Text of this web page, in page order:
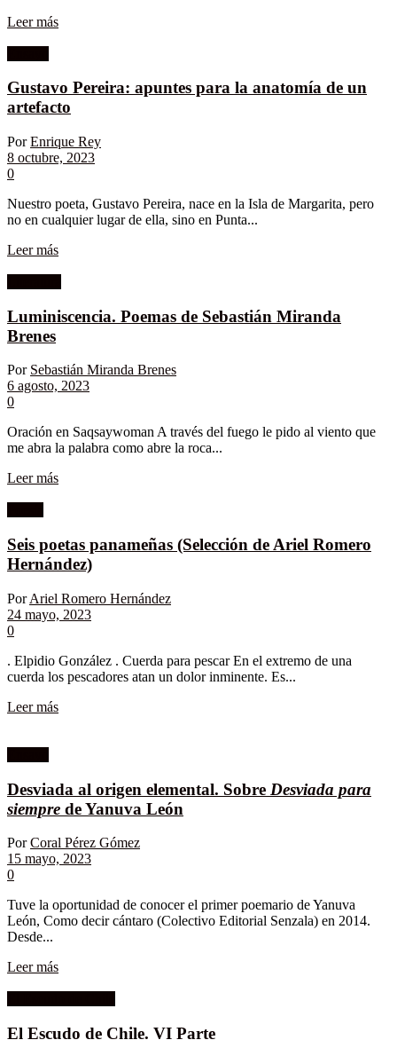
Leer más
Gustavo Pereira: apuntes para la anatomía de un
artefacto
Por Enrique Rey
8 octubre, 2023
0
Nuestro poeta, Gustavo Pereira, nace en la Isla de Margarita, pero
no en cualquier lugar de ella, sino en Punta...
Leer más
Luminiscencia. Poemas de Sebastián Miranda
Brenes
Por Sebastián Miranda Brenes
6 agosto, 2023
0
Oración en Saqsaywoman A través del fuego le pido al viento que
me abra la palabra como abre la roca...
Leer más
Seis poetas panameñas (Selección de Ariel Romero
Hernández)
Por Ariel Romero Hernández
24 mayo, 2023
0
. Elpidio González . Cuerda para pescar En el extremo de una
cuerda los pescadores atan un dolor inminente. Es...
Leer más
Desviada al origen elemental. Sobre Desviada para
siempre de Yanuva León
Por Coral Pérez Gómez
15 mayo, 2023
0
Tuve la oportunidad de conocer el primer poemario de Yanuva
León, Como decir cántaro (Colectivo Editorial Senzala) en 2014.
Desde...
Leer más
El Escudo de Chile. VI Parte